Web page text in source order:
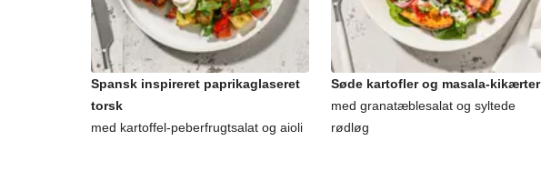
Spansk inspireret paprikaglaseret
torsk
med kartoffel-peberfrugtsalat og aioli
Søde kartofler og masala-kikærter
med granatæblesalat og syltede
rødløg